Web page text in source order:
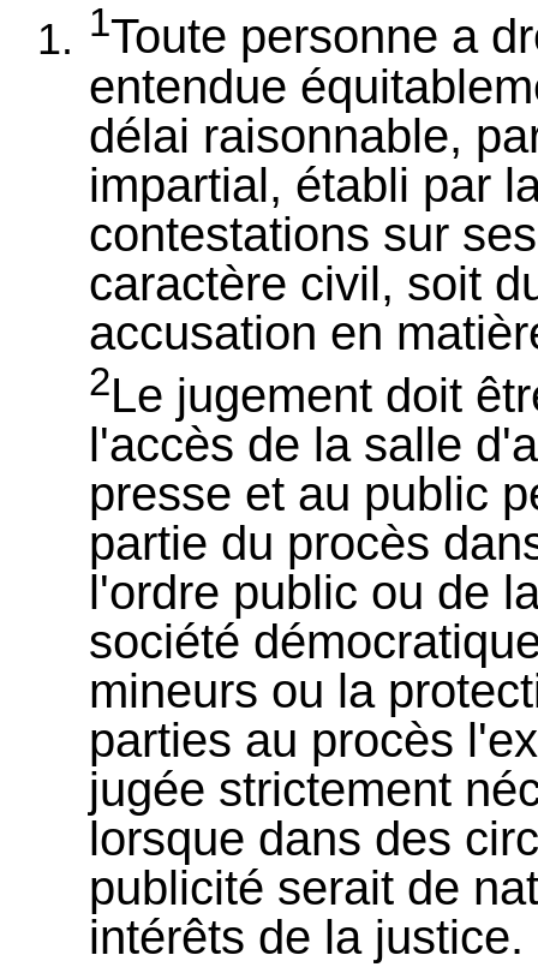
1Toute personne a
entendue
délai raisonnable,
impartial, établi par
contestations sur
caractère civil, soit
accusation en
2Le jugement doit
l'accès de la salle
presse et au public
partie du procès
l'ordre public ou de
société
mineurs ou la
parties au procès
jugée strictement
lorsque dans des
publicité serait de
intérêts de la justice.